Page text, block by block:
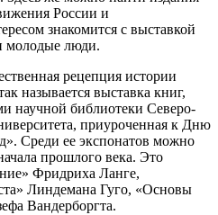
России и
знакомится с выставкой
молодые люди.
рецепция истории
называется выставка книг,
научной библиотеки Северо-
приуроченная к Дню
Среди ее экспонатов можно
прошлого века. Это
Фридриха Ланге,
Линдемана Гуго, «Основы
Вандерборгта.